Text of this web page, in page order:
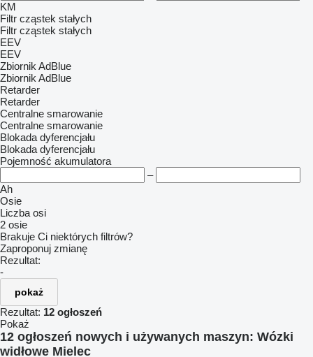
KM
Filtr cząstek stałych
Filtr cząstek stałych
EEV
EEV
Zbiornik AdBlue
Zbiornik AdBlue
Retarder
Retarder
Centralne smarowanie
Centralne smarowanie
Blokada dyferencjału
Blokada dyferencjału
Pojemność akumulatora
–
Ah
Osie
Liczba osi
2 osie
Brakuje Ci niektórych filtrów?
Zaproponuj zmianę
Rezultat:
-
pokaż
Rezultat: 12 ogłoszeń
Pokaż
12 ogłoszeń nowych i używanych maszyn: Wózki
widłowe Mielec